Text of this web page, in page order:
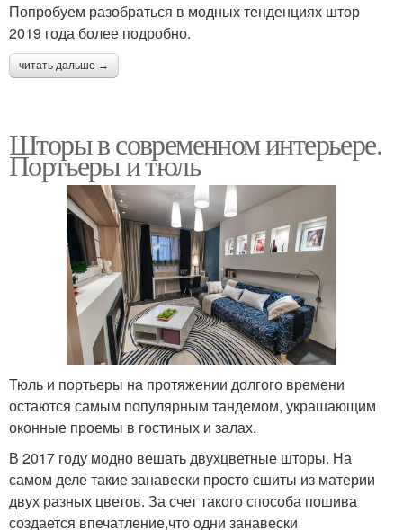
Попробуем разобраться в модных тенденциях штор
2019 года более подробно.
читать дальше →
Шторы в современном интерьере.
Портьеры и тюль
Тюль и портьеры на протяжении долгого времени
остаются самым популярным тандемом, украшающим
оконные проемы в гостиных и залах.
В 2017 году модно вешать двухцветные шторы. На
самом деле такие занавески просто сшиты из материи
двух разных цветов. За счет такого способа пошива
создается впечатление,что одни занавески